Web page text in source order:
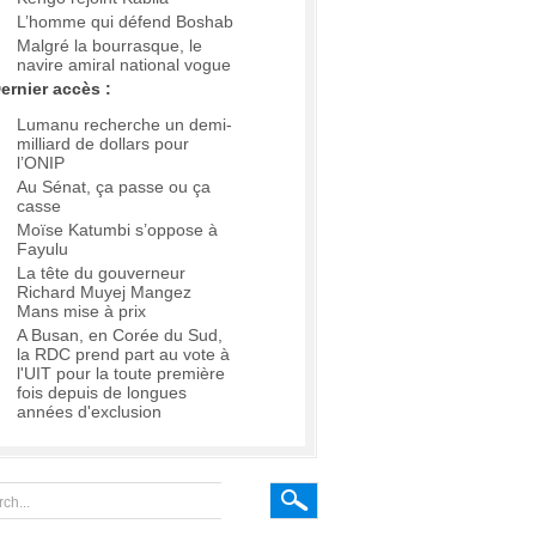
L’homme qui défend Boshab
Malgré la bourrasque, le
navire amiral national vogue
accès :
Lumanu recherche un demi-
milliard de dollars pour
l’ONIP
Au Sénat, ça passe ou ça
casse
Moïse Katumbi s’oppose à
Fayulu
La tête du gouverneur
Richard Muyej Mangez
Mans mise à prix
A Busan, en Corée du Sud,
la RDC prend part au vote à
l'UIT pour la toute première
fois depuis de longues
années d'exclusion